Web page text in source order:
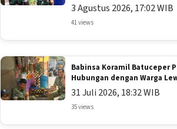
3 Agustus 2026, 17:02 WIB
41 views
Babinsa Koramil Batuceper
Hubungan dengan Warga
31 Juli 2026, 18:32 WIB
35 views